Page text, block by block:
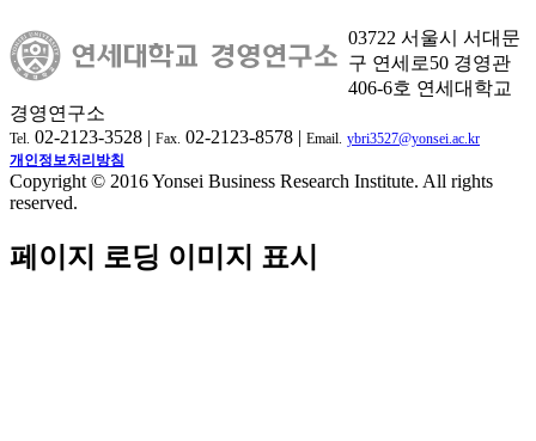
03722 서울시 서대문
구 연세로50 경영관
406-6호 연세대학교
경영연구소
Tel. 02-2123-3528 | Fax. 02-2123-8578 | Email. ybri3527@yonsei.ac.kr
개인정보처리방침
Copyright © 2016 Yonsei Business Research Institute. All rights
reserved.
페이지 로딩 이미지 표시